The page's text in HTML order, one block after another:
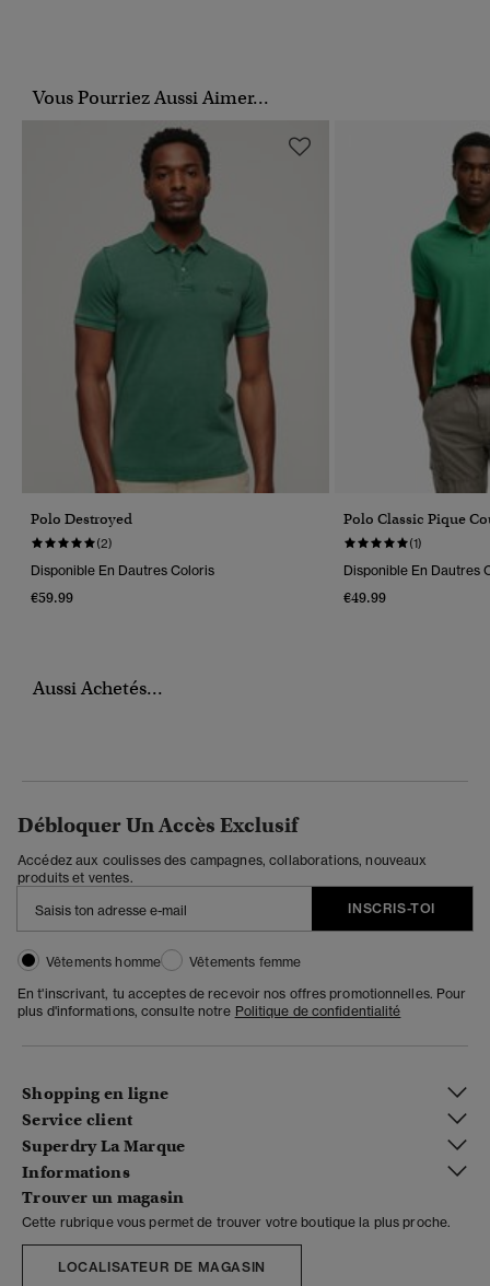
Vous Pourriez Aussi Aimer...
Polo Destroyed
(2)
Disponible En Dautres Coloris
€59.99
Polo Classic Pique
(1)
Disponible En Dautres
€49.99
Aussi Achetés...
Débloquer Un Accès Exclusif
Accédez aux coulisses des campagnes, collaborations, nouveaux
produits et ventes.
INSCRIS-TOI
Vêtements homme
Vêtements femme
En t'inscrivant, tu acceptes de recevoir nos offres promotionnelles. Pour
plus d'informations, consulte notre Politique de confidentialité
Shopping en ligne
Service client
Superdry La Marque
Informations
Trouver un magasin
Cette rubrique vous permet de trouver votre boutique la plus proche.
LOCALISATEUR DE MAGASIN